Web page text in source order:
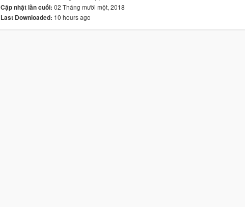
Cập nhật lần cuối: 02 Tháng mười một, 2018
Last Downloaded: 10 hours ago